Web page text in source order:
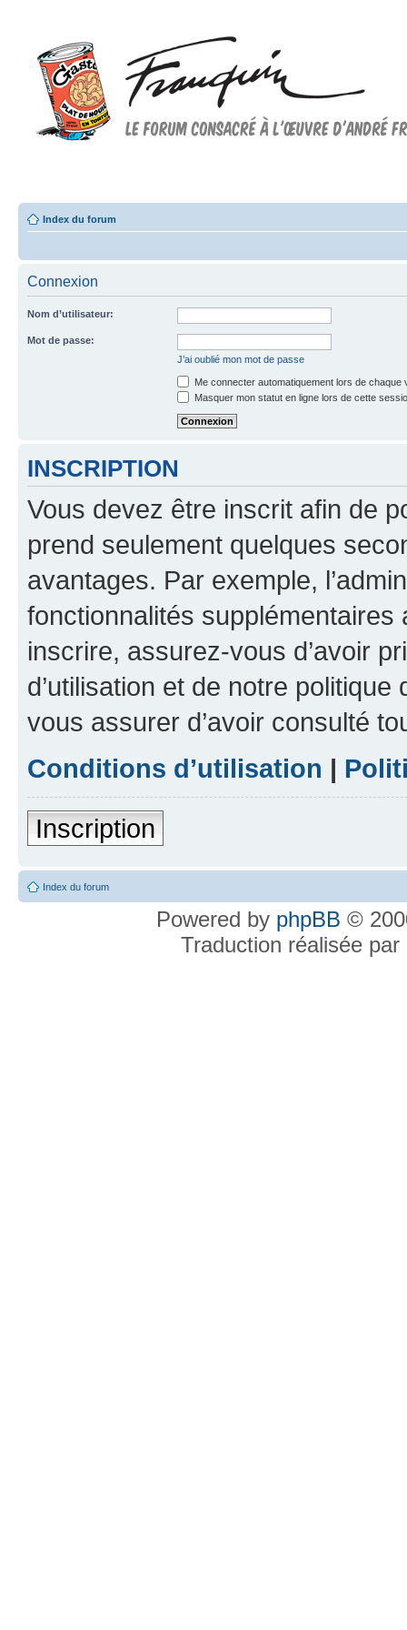
Index du forum
Connexion
Nom d’utilisateur:
Mot de passe:
J’ai oublié mon mot de passe
Me connecter automatiquement lors de chaque
Masquer mon statut en ligne lors de cette
INSCRIPTION
Vous devez être inscrit afin de
prend seulement quelques
avantages. Par exemple,
fonctionnalités
inscrire, assurez-vous d’avoir
d’utilisation et de notre
vous assurer d’avoir consulté
Conditions d’utilisation |
Inscription
Index du forum
Powered by phpBB ©
Traduction réalisée par